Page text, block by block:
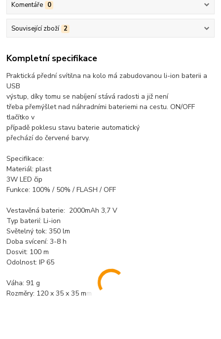
Komentáře 0
Související zboží 2
Kompletní specifikace
Praktická přední svítilna na kolo má zabudovanou li-ion baterii a
USB
výstup, díky tomu se nabíjení stává radosti a již není
třeba přemýšlet nad náhradními bateriemi na cestu. ON/OFF
tlačítko v
případě poklesu stavu baterie automatický
přechází do červené barvy.
Specifikace:
Materiál: plast
3W LED čip
Funkce: 100% / 50% / FLASH / OFF
Vestavěná baterie: 2000mAh 3,7 V
Typ baterií: Li-ion
Světelný tok: 350 lm
Doba svícení: 3-8 h
Dosvit: 100 m
Odolnost: IP 65
Váha: 91 g
Rozměry: 120 x 35 x 35 mm